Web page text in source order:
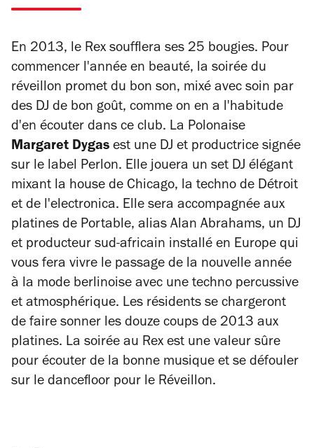
En 2013, le Rex soufflera ses 25 bougies. Pour
commencer l'année en beauté, la soirée du
réveillon promet du bon son, mixé avec soin par
des DJ de bon goût, comme on en a l'habitude
d'en écouter dans ce club. La Polonaise
Margaret Dygas est une DJ et productrice signée
sur le label Perlon. Elle jouera un set DJ élégant
mixant la house de Chicago, la techno de Détroit
et de l'electronica. Elle sera accompagnée aux
platines de Portable, alias Alan Abrahams, un DJ
et producteur sud-africain installé en Europe qui
vous fera vivre le passage de la nouvelle année
à la mode berlinoise avec une techno percussive
et atmosphérique. Les résidents se chargeront
de faire sonner les douze coups de 2013 aux
platines. La soirée au Rex est une valeur sûre
pour écouter de la bonne musique et se défouler
sur le dancefloor pour le Réveillon.